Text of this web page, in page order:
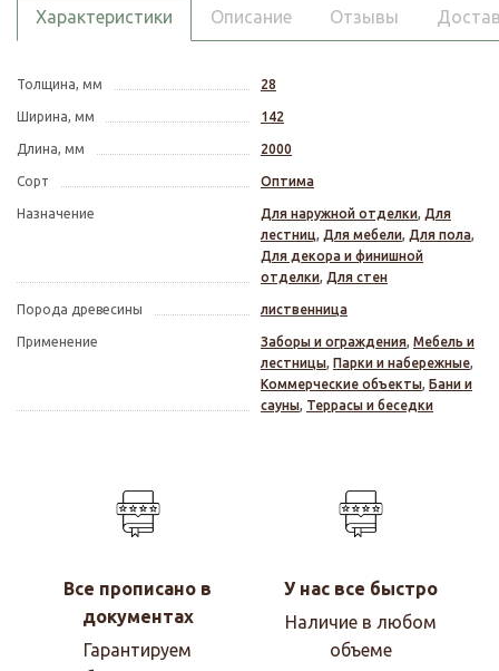
Характеристики Описание Отзывы
Толщина, мм 28
Ширина, мм 142
Длина, мм 2000
Сорт Оптима
Назначение Для наружной отделки, Для
лестниц, Для мебели, Для пола,
Для декора и финишной
отделки, Для стен
Порода древесины лиственница
Применение Заборы и ограждения, Мебель и
лестницы, Парки и набережные,
Коммерческие объекты, Бани и
сауны, Террасы и беседки
Все прописано в
документах
Гарантируем
У нас все быстро
Наличие в любом
объеме